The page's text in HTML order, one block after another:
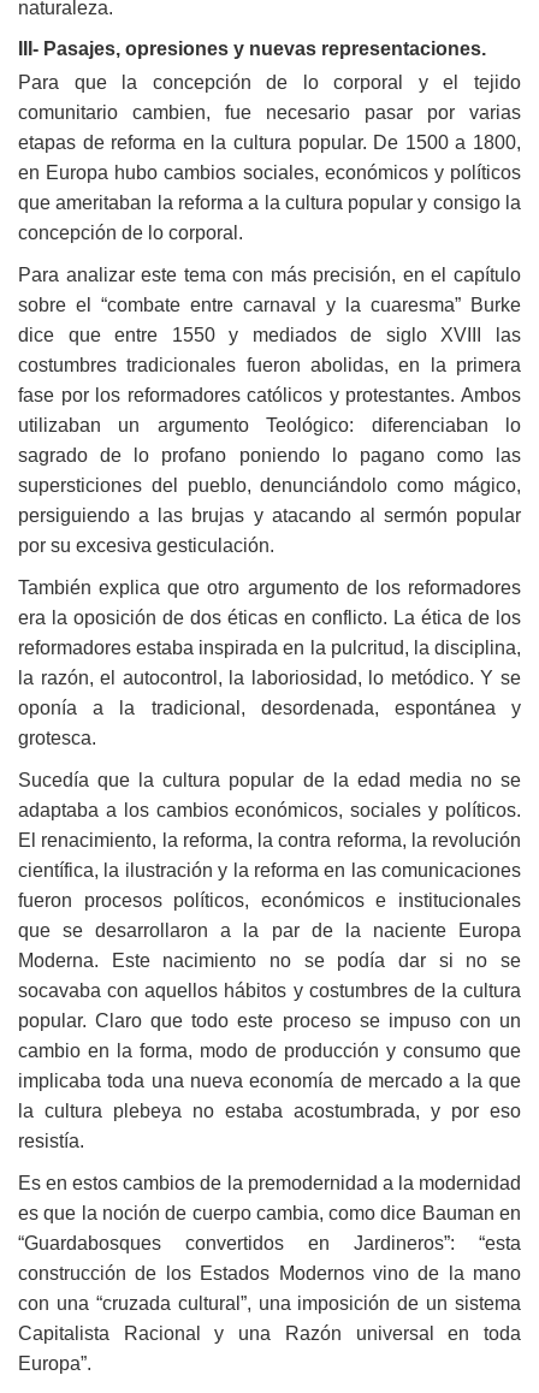
naturaleza.
III- Pasajes, opresiones y nuevas representaciones.
Para que la concepción de lo corporal y el tejido
comunitario cambien, fue necesario pasar por varias
etapas de reforma en la cultura popular. De 1500 a 1800,
en Europa hubo cambios sociales, económicos y políticos
que ameritaban la reforma a la cultura popular y consigo la
concepción de lo corporal.
Para analizar este tema con más precisión, en el capítulo
sobre el “combate entre carnaval y la cuaresma” Burke
dice que entre 1550 y mediados de siglo XVIII las
costumbres tradicionales fueron abolidas, en la primera
fase por los reformadores católicos y protestantes. Ambos
utilizaban un argumento Teológico: diferenciaban lo
sagrado de lo profano poniendo lo pagano como las
supersticiones del pueblo, denunciándolo como mágico,
persiguiendo a las brujas y atacando al sermón popular
por su excesiva gesticulación.
También explica que otro argumento de los reformadores
era la oposición de dos éticas en conflicto. La ética de los
reformadores estaba inspirada en la pulcritud, la disciplina,
la razón, el autocontrol, la laboriosidad, lo metódico. Y se
oponía a la tradicional, desordenada, espontánea y
grotesca.
Sucedía que la cultura popular de la edad media no se
adaptaba a los cambios económicos, sociales y políticos.
El renacimiento, la reforma, la contra reforma, la revolución
científica, la ilustración y la reforma en las comunicaciones
fueron procesos políticos, económicos e institucionales
que se desarrollaron a la par de la naciente Europa
Moderna. Este nacimiento no se podía dar si no se
socavaba con aquellos hábitos y costumbres de la cultura
popular. Claro que todo este proceso se impuso con un
cambio en la forma, modo de producción y consumo que
implicaba toda una nueva economía de mercado a la que
la cultura plebeya no estaba acostumbrada, y por eso
resistía.
Es en estos cambios de la premodernidad a la modernidad
es que la noción de cuerpo cambia, como dice Bauman en
“Guardabosques convertidos en Jardineros”: “esta
construcción de los Estados Modernos vino de la mano
con una “cruzada cultural”, una imposición de un sistema
Capitalista Racional y una Razón universal en toda
Europa”.